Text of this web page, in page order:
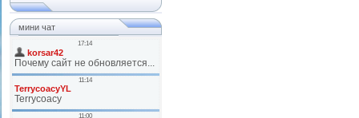
мини чат